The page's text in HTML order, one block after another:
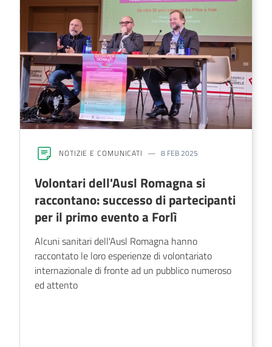
NOTIZIE E COMUNICATI 8 FEB 2025
Volontari dell'Ausl Romagna si
raccontano: successo di partecipanti
per il primo evento a Forlì
Alcuni sanitari dell'Ausl Romagna hanno
raccontato le loro esperienze di volontariato
internazionale di fronte ad un pubblico numeroso
ed attento